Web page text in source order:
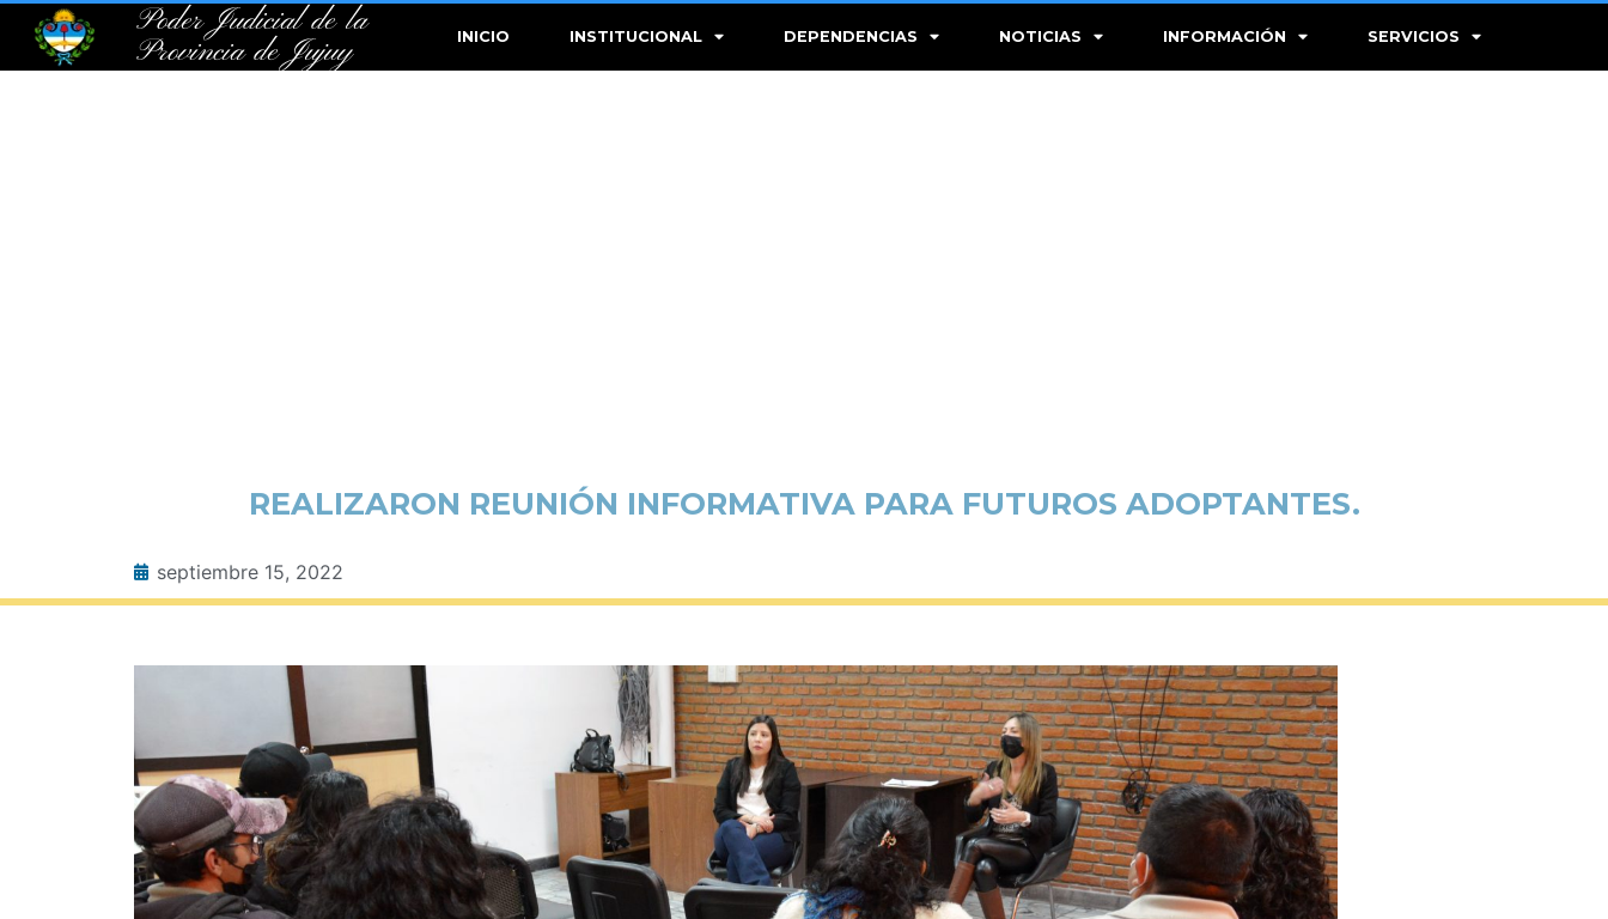
Poder Judicial de la
Provincia de Jujuy
INICIO INSTITUCIONAL DEPENDENCIAS NOTICIAS INFORMACIÓN SERVICIOS
REALIZARON REUNIÓN INFORMATIVA PARA FUTUROS ADOPTANTES.
septiembre 15, 2022